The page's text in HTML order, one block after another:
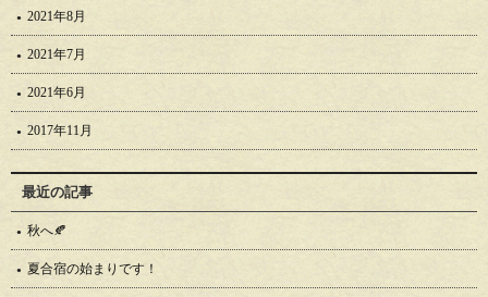
2021年8月
2021年7月
2021年6月
2017年11月
最近の記事
秋へ🍂
夏合宿の始まりです！